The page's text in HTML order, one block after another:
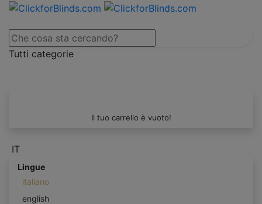
Tutti categorie
Il tuo carrello è vuoto!
IT
Lingue
italiano
english